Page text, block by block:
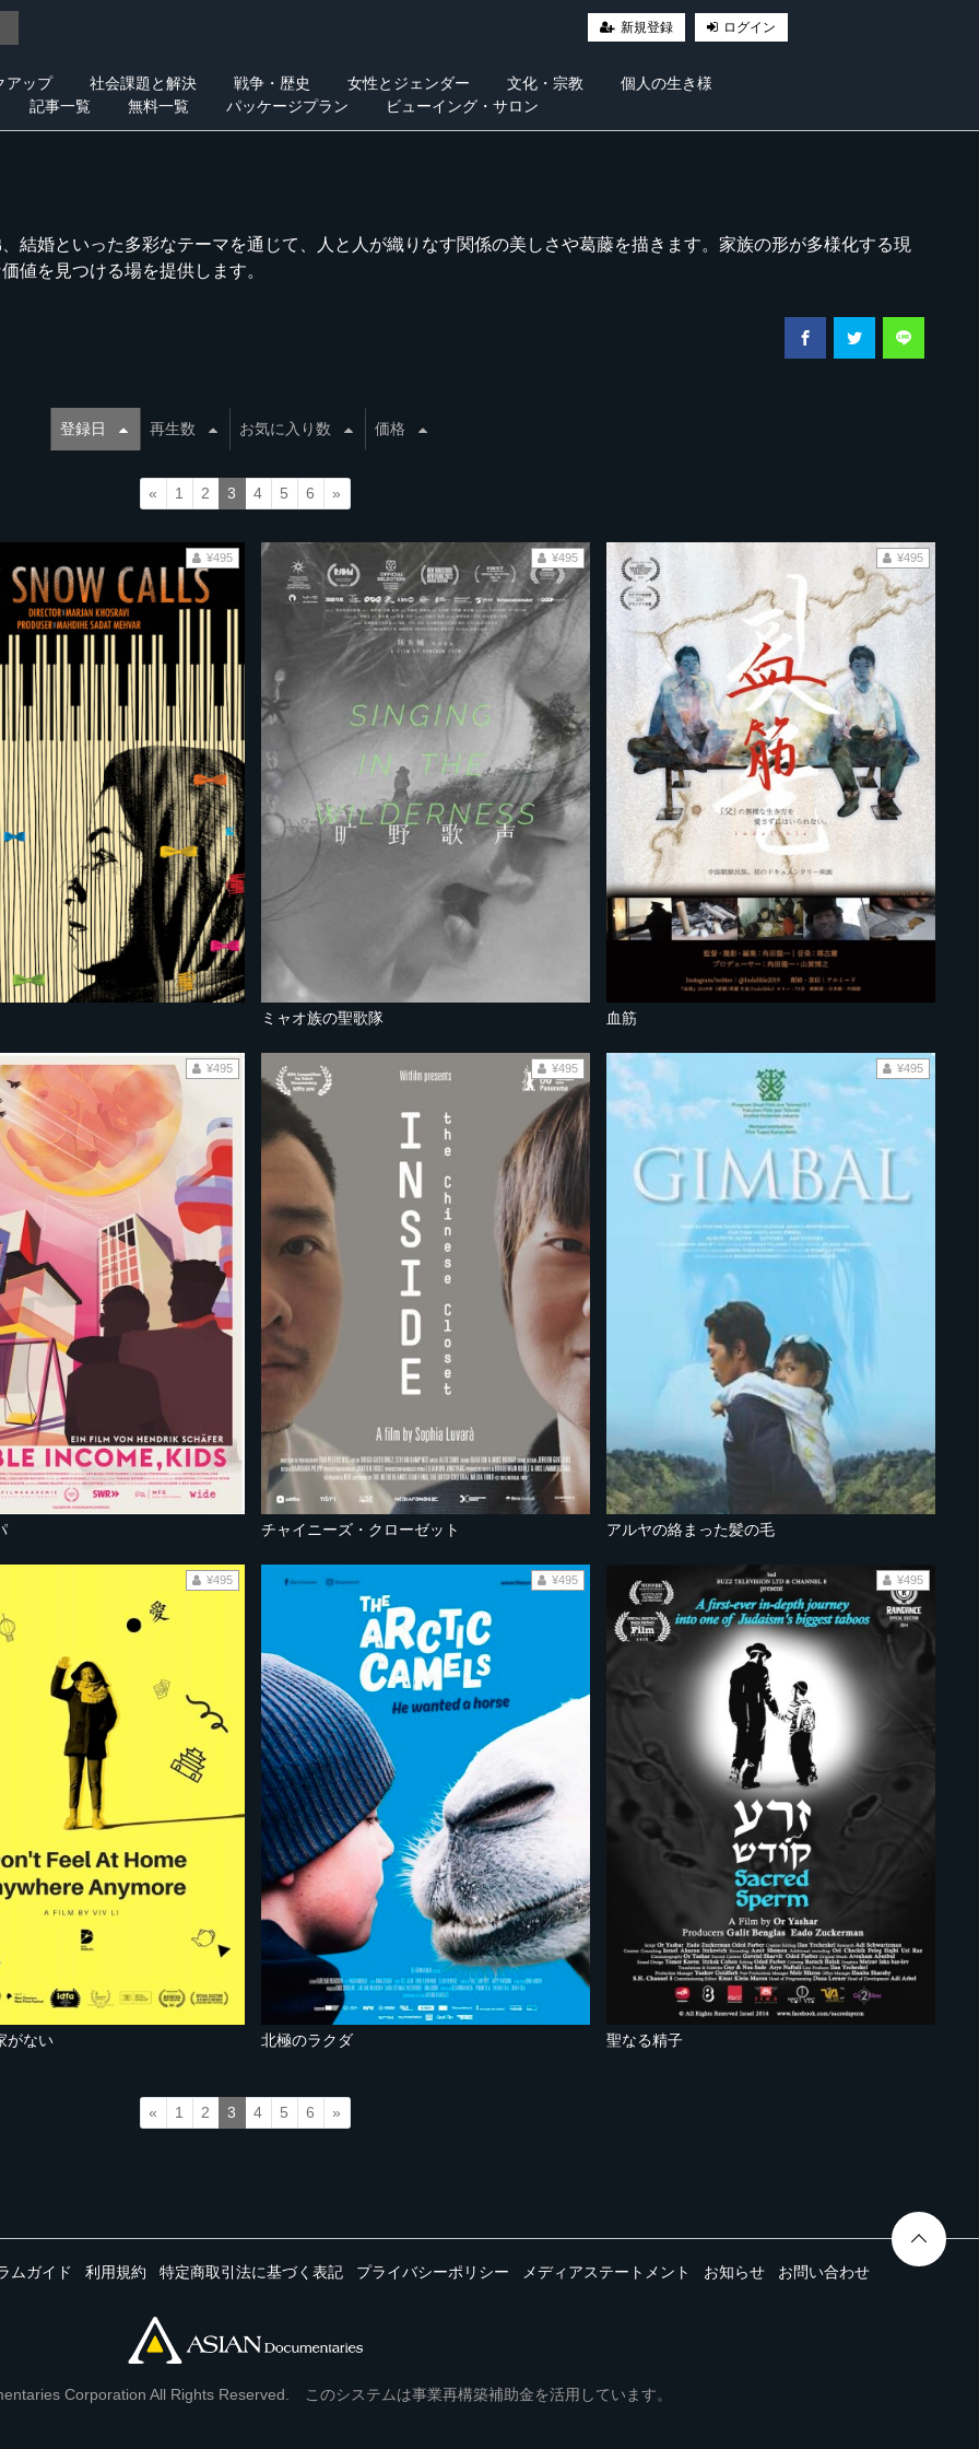
新規登録 ログイン
アップ 社会課題と解決 戦争・歴史 女性とジェンダー 文化・宗教
個人の生き様
記事一覧
無料一覧 パッケージプラン ビューイング・サロン
結婚といった多彩なテーマを通じて、人と人が織りなす関係の美しさや葛藤を描きます。家族の形が多様化する現
値を見つける場を提供します。
登録日 再生数 お気に入り数 価格
« 1 2 3 4 5 6 »
¥495
ミャオ族の聖歌隊
¥495
血筋
¥495
¥495
チャイニーズ・クローゼット
¥495
アルヤの絡まった髪の毛
¥495
がない
¥495
北極のラクダ
¥495
聖なる精子
¥495
« 1 2 3 4 5 6 »
ムガイド 利用規約 特定商取引法に基づく表記 プライバシーポリシー メディアステートメント お知らせ お問い合わせ
Corporation All Rights Reserved. このシステムは事業再構築補助金を活用しています。